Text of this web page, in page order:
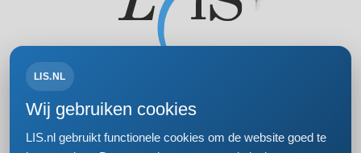
Volg ons op:
LIS.NL
Wij gebruiken cookies
LIS.nl gebruikt functionele cookies om de website goed te